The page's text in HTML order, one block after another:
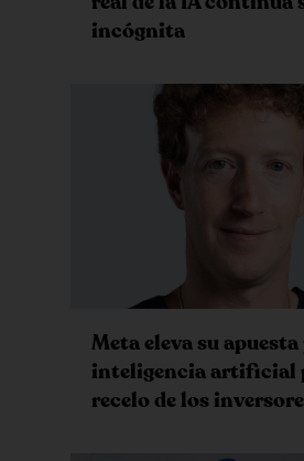
incógnita
Meta eleva su
inteligencia artificial
recelo de los